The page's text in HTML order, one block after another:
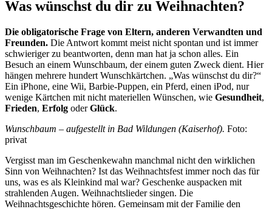
Was wünschst du dir zu Weihnachten?
Die obligatorische Frage von Eltern, anderen Verwandten und
Freunden. Die Antwort kommt meist nicht spontan und ist immer
schwieriger zu beantworten, denn man hat ja schon alles. Ein
Besuch an einem Wunschbaum, der einem guten Zweck dient. Hier
hängen mehrere hundert Wunschkärtchen. „Was wünschst du dir?“
Ein iPhone, eine Wii, Barbie-Puppen, ein Pferd, einen iPod, nur
wenige Kärtchen mit nicht materiellen Wünschen, wie Gesundheit,
Frieden, Erfolg oderGlück.
Wunschbaum – aufgestellt in Bad Wildungen (Kaiserhof). Foto:
privat
Vergisst man im Geschenkewahn manchmal nicht den wirklichen
Sinn von Weihnachten? Ist das Weihnachtsfest immer noch das für
uns, was es als Kleinkind mal war? Geschenke auspacken mit
strahlenden Augen. Weihnachtslieder singen. Die
Weihnachtsgeschichte hören. Gemeinsam mit der Familie den